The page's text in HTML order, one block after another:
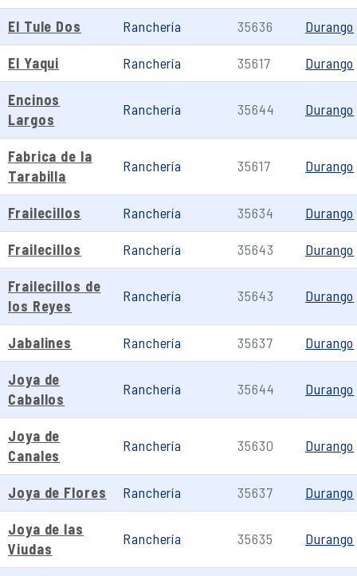
El Tule Dos Ranchería 35636 Durango
El Yaqui Ranchería 35617 Durango
Encinos
Largos
Ranchería 35644 Durango
Fabrica de la
Tarabilla
Ranchería 35617 Durango
Frailecillos Ranchería 35634 Durango
Frailecillos Ranchería 35643 Durango
Frailecillos de
los Reyes
Ranchería 35643 Durango
Jabalines Ranchería 35637 Durango
Joya de
Caballos
Ranchería 35644 Durango
Joya de
Canales
Ranchería 35630 Durango
Joya de Flores Ranchería 35637 Durango
Joya de las
Viudas
Ranchería 35635 Durango